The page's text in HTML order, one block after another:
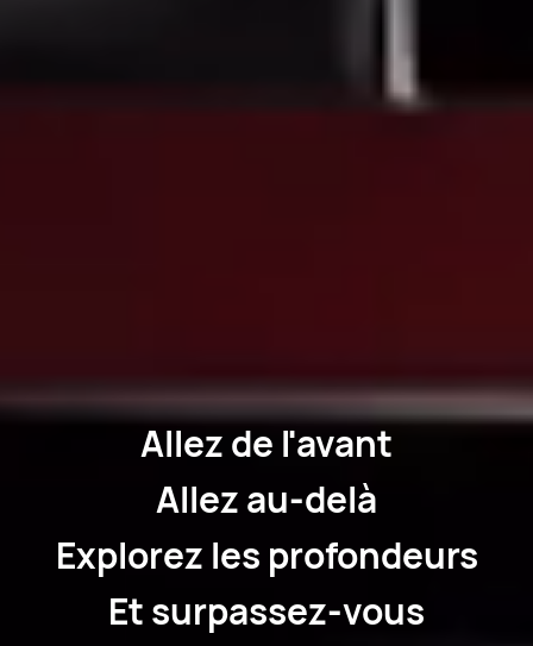
Allez de l'avant
Allez au-delà
Explorez les profondeurs
Et surpassez-vous